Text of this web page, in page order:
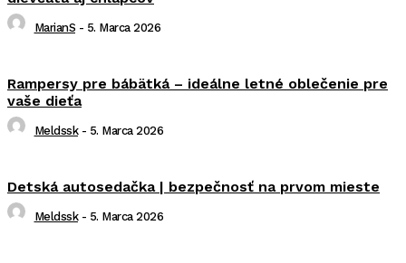
MarianS - 5. Marca 2026
Rampersy pre bábätká – ideálne letné oblečenie pre
vaše dieťa
Meldssk - 5. Marca 2026
Detská autosedačka | bezpečnosť na prvom mieste
Meldssk - 5. Marca 2026